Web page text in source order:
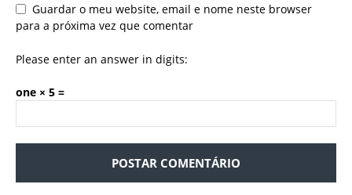
Guardar o meu website, email e nome neste browser
para a próxima vez que comentar
Please enter an answer in digits:
one × 5 =